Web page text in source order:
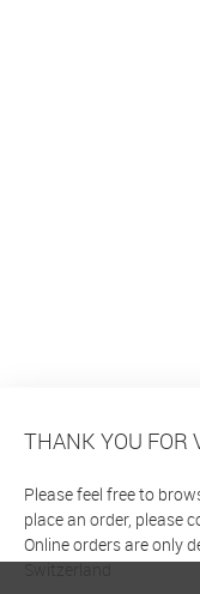
THANK YOU FOR
Please feel free to
place an order, please
Online orders are only
Switzerland